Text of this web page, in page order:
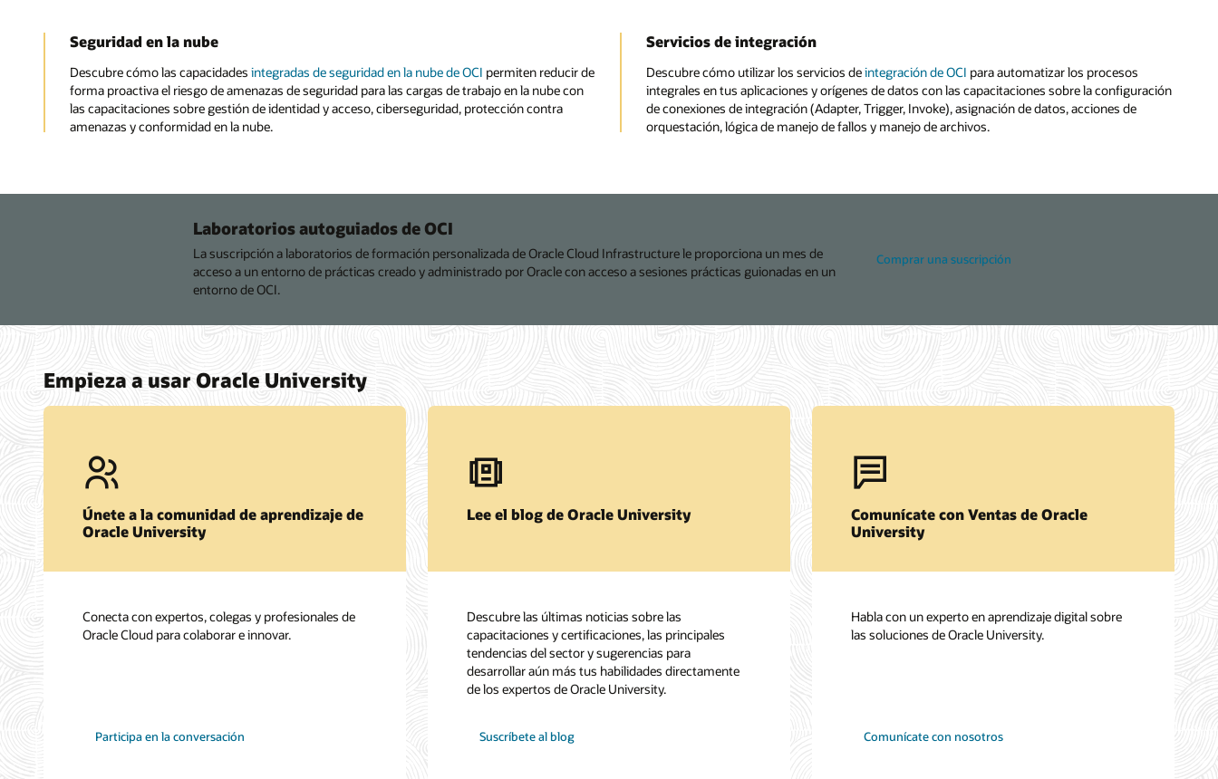
Seguridad en la nube
Descubre cómo las capacidades integradas de seguridad en la nube de OCI permiten reducir de
forma proactiva el riesgo de amenazas de seguridad para las cargas de trabajo en la nube con
las capacitaciones sobre gestión de identidad y acceso, ciberseguridad, protección contra
amenazas y conformidad en la nube.
Servicios de integración
Descubre cómo utilizar los servicios deintegración de OCI para automatizar los procesos
integrales en tus aplicaciones y orígenes de datos con las capacitaciones sobre la configuración
de conexiones de integración (Adapter, Trigger, Invoke), asignación de datos, acciones de
orquestación, lógica de manejo de fallos y manejo de archivos.
Laboratorios autoguiados de OCI
La suscripción a laboratorios de formación personalizada de Oracle Cloud Infrastructure le proporciona un mes de
acceso a un entorno de prácticas creado y administrado por Oracle con acceso a sesiones prácticas guionadas en un
entorno de OCI.
Comprar una suscripción
Empieza a usar Oracle University
Únete a la comunidad de aprendizaje de
Oracle University
Conecta con expertos, colegas y profesionales de
Oracle Cloud para colaborar e innovar.
Participa en la conversación
Lee el blog de Oracle University
Descubre las últimas noticias sobre las
capacitaciones y certificaciones, las principales
tendencias del sector y sugerencias para
desarrollar aún más tus habilidades directamente
de los expertos de Oracle University.
Suscríbete al blog
Comunícate con Ventas de Oracle
University
Habla con un experto en aprendizaje digital sobre
las soluciones de Oracle University.
Comunícate con nosotros